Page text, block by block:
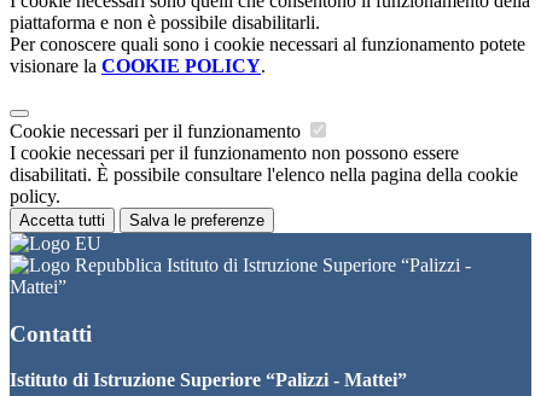
piattaforma e non è possibile disabilitarli.
Per conoscere quali sono i cookie necessari al funzionamento potete
visionare la COOKIE POLICY.
Cookie necessari per il funzionamento
I cookie necessari per il funzionamento non possono essere
disabilitati. È possibile consultare l'elenco nella pagina della cookie
policy.
Accetta tutti Salva le preferenze
Istituto di Istruzione Superiore “Palizzi -
Mattei”
Contatti
Istituto di Istruzione Superiore “Palizzi - Mattei”